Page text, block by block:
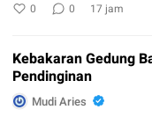
0 0 17 jam
Kebakaran Gedung
Pendinginan
Mudi Aries